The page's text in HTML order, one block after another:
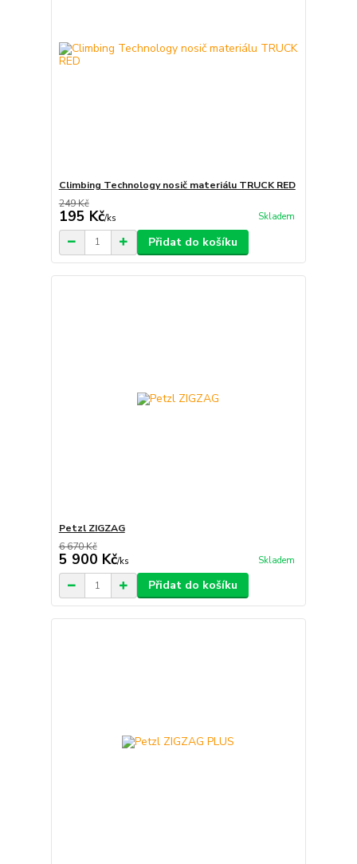
Climbing Technology nosič materiálu TRUCK RED
249 Kč
195 Kč/ks Skladem
Přidat do košíku
Petzl ZIGZAG
6 670 Kč
5 900 Kč/ks Skladem
Přidat do košíku